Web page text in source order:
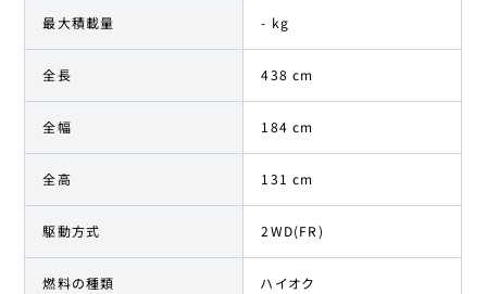
最大積載量 - kg
全長 438 cm
全幅 184 cm
全高 131 cm
駆動方式 2WD(FR)
燃料の種類 ハイオク